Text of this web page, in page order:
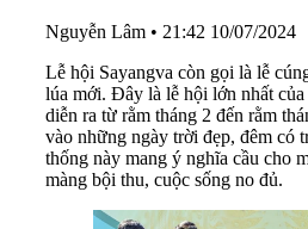
Nguyễn Lâm • 21:42 10/07/2024
Lễ hội Sayangva còn gọi là lễ
lúa mới. Đây là lễ hội lớn nhất
diễn ra từ rằm tháng 2 đến rằm
vào những ngày trời đẹp, đêm có
thống này mang ý nghĩa cầu cho
màng bội thu, cuộc sống no đủ.